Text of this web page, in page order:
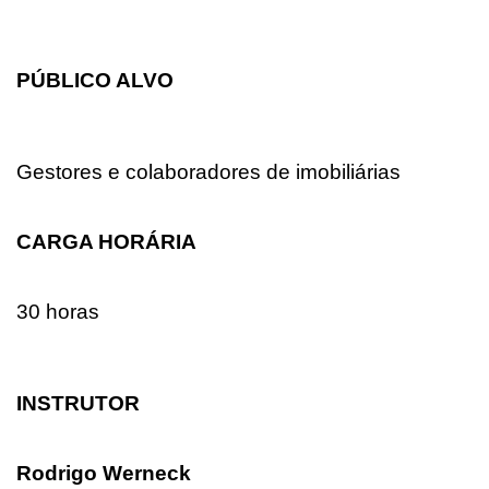
PÚBLICO ALVO
Gestores e colaboradores de imobiliárias
CARGA HORÁRIA
30 horas
INSTRUTOR
Rodrigo Werneck